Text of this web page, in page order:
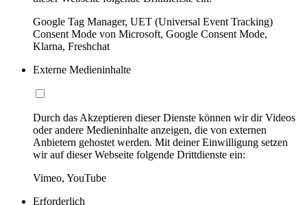
Google Tag Manager, UET (Universal Event Tracking)
Consent Mode von Microsoft, Google Consent Mode,
Klarna, Freshchat
Externe Medieninhalte
Durch das Akzeptieren dieser Dienste können wir dir Videos
oder andere Medieninhalte anzeigen, die von externen
Anbietern gehostet werden. Mit deiner Einwilligung setzen
wir auf dieser Webseite folgende Drittdienste ein:
Vimeo, YouTube
Erforderlich